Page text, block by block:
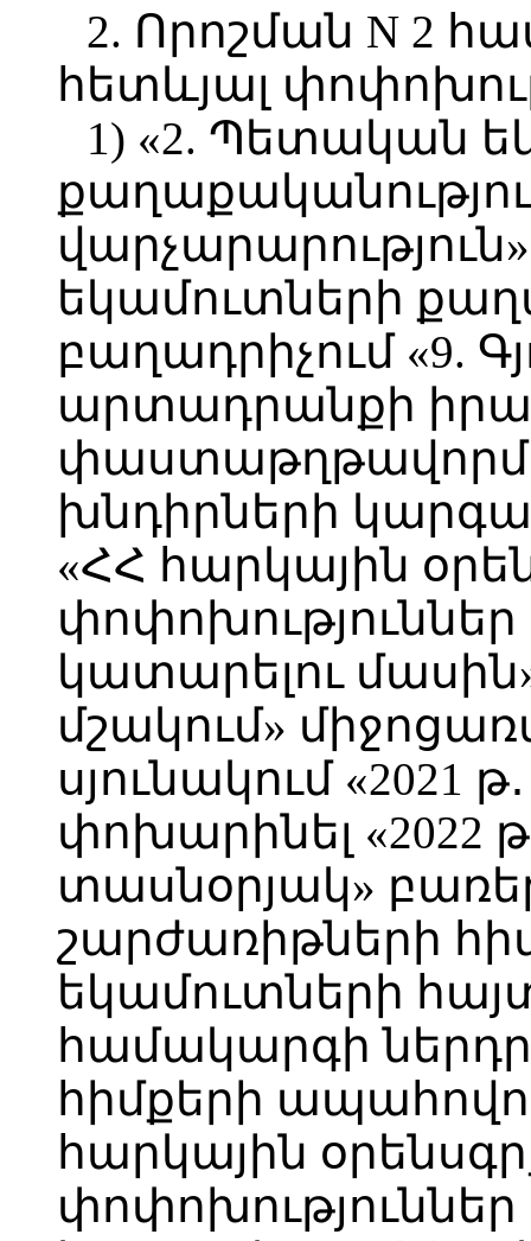
2. Որոշման N 2
հետևյալ
1) «2. Պետական
եկամուտների
բաղադրիչում «9.
արտադրանքի
խնդիրների
«ՀՀ հարկային
փոփոխություններ
կատարելու
մշակում»
սյունակում «2021
փոխարինել «2022
տասնօրյակ»
շարժառիթների
եկամուտների
համակարգի
հիմքերի
հարկային
փոփոխություններ